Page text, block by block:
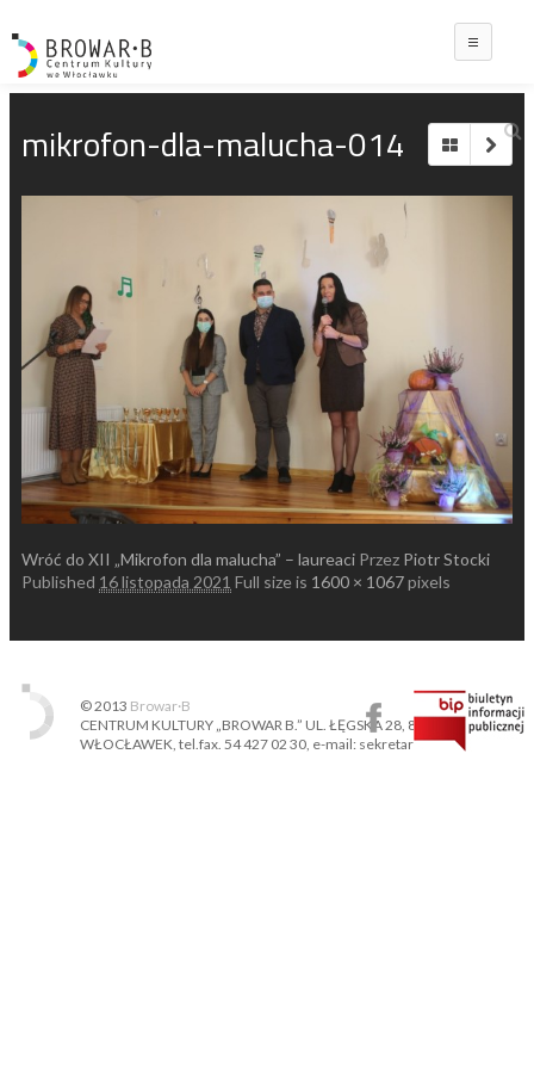
mikrofon-dla-malucha-014
Wróć do XII „Mikrofon dla malucha” – laureaci Przez Piotr Stocki
Published 16 listopada 2021 Full size is 1600 × 1067pixels
© 2013 Browar·B
CENTRUM KULTURY „BROWAR B.” UL. ŁĘGSKA 28, 87-800
WŁOCŁAWEK, tel.fax. 54 427 02 30, e-mail: sekretariat@ckbb.pl